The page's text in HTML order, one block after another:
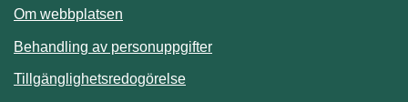
Om webbplatsen
Behandling av personuppgifter
Tillgänglighetsredogörelse